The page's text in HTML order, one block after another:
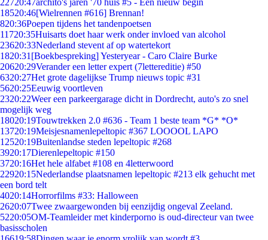
22720:47archito's jaren '70 huis #5 - Een nieuw begin
18520:46[Wielrennen #616] Brennan!
820:36Poepen tijdens het tandenpoetsen
11720:35Huisarts doet haar werk onder invloed van alcohol
23620:33Nederland stevent af op watertekort
1820:31 [Boekbespreking] Yesteryear - Caro Claire Burke
20620:29Verander een letter expert (7lettereditie) #50
6320:27Het grote dagelijkse Trump nieuws topic #31
5620:25Eeuwig voortleven
2320:22Weer een parkeergarage dicht in Dordrecht, auto's zo snel
mogelijk weg
18020:19Touwtrekken 2.0 #636 - Team 1 beste team *G* *O*
13720:19Meisjesnamenlepeltopic #367 LOOOOL LAPO
12520:19Buitenlandse steden lepeltopic #268
3920:17Dierenlepeltopic #150
3720:16Het hele alfabet #108 en 4letterwoord
22920:15Nederlandse plaatsnamen lepeltopic #213 elk gehucht met
een bord telt
4020:14Horrorfilms #33: Halloween
2620:07Twee zwaargewonden bij eenzijdig ongeval Zeeland.
5220:05OM-Teamleider met kinderporno is oud-directeur van twee
basisscholen